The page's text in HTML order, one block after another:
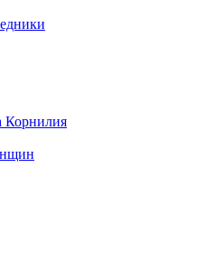
Корнилия